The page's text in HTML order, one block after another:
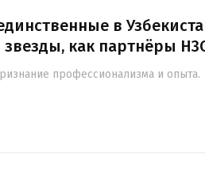
в
как партнёры
профессионализма и опыта.